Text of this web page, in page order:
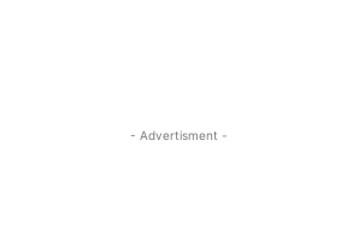
- Advertisment -